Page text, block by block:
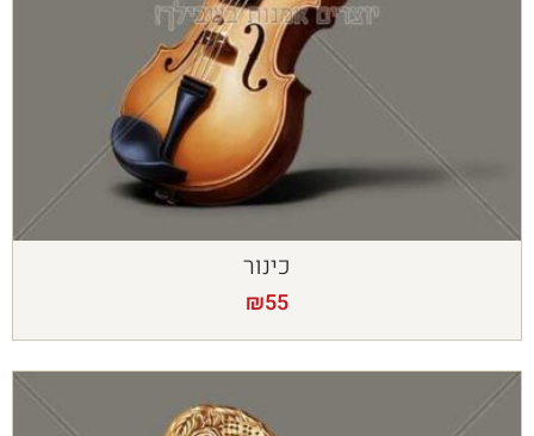
כינור
₪55